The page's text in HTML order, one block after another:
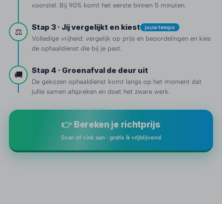
voorstel. Bij 90% komt het eerste binnen 5 minuten.
⚖️ Stap 3 · Jij vergelijkt en kiest jouw tempo
Volledige vrijheid: vergelijk op prijs en beoordelingen en kies
de ophaaldienst die bij je past.
🚚 Stap 4 · Groenafval de deur uit
De gekozen ophaaldienst komt langs op het moment dat
jullie samen afspreken en doet het zware werk.
👉 Bereken je richtprijs
Scan of vink aan · gratis & vrijblijvend